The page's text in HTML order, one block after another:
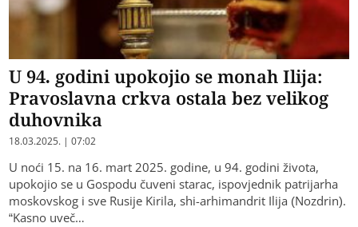
U 94. godini upokojio se monah Ilija:
Pravoslavna crkva ostala bez velikog
duhovnika
18.03.2025. | 07:02
U noći 15. na 16. mart 2025. godine, u 94. godini života,
upokojio se u Gospodu čuveni starac, ispovjednik patrijarha
moskovskog i sve Rusije Kirila, shi-arhimandrit Ilija (Nozdrin).
“Kasno uveč…